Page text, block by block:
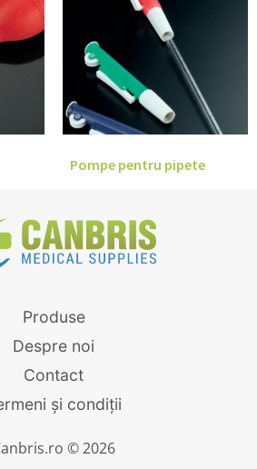
Pompe pentru pipete
Produse
Despre noi
Contact
și condiții
© 2026